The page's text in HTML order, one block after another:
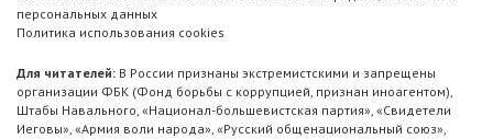
персональных данных
Политика использования cookies
Для читателей: В России признаны экстремистскими и запрещены
организации ФБК (Фонд борьбы с коррупцией, признан иноагентом),
Штабы Навального, «Национал-большевистская партия», «Свидетели
Иеговы», «Армия воли народа», «Русский общенациональный союз»,